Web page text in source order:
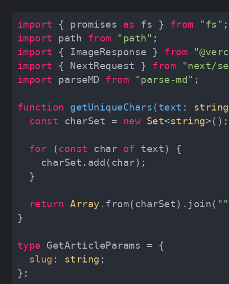
import { promises as fs } from "fs"
import path from "path"
import { ImageResponse } from
import { NextRequest } from
"next/
import parseMD from "parse-md"
function getUniqueChars ( text: string
const charSet = new Set<string
for (const char of
return Array .from(charSet).join( ""
type
slug : string